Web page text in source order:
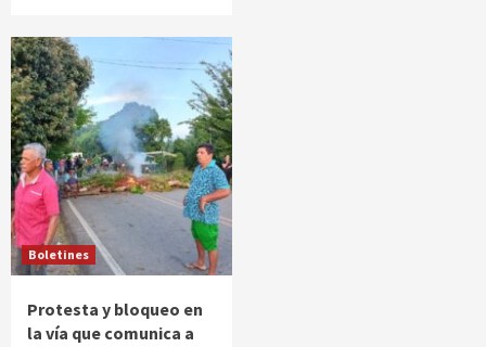
Boletines
Protesta y bloqueo en
la vía que comunica a